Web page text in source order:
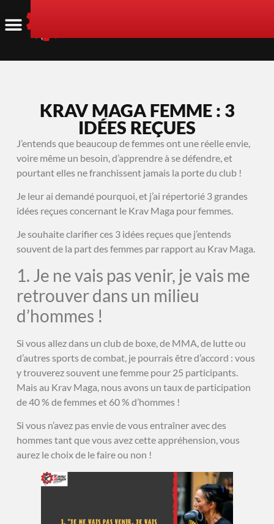
KRAV MAGA FEMME : 3
IDÉES REÇUES
J’entends que beaucoup de femmes ont une réelle envie,
voire même un besoin, d’apprendre à se défendre, et
pourtant elles ne franchissent jamais la porte du club !
Je leur ai demandé pourquoi, et j’ai répertorié 3 grandes
idées reçues concernant le Krav Maga pour femmes.
Je souhaite clarifier ces 3 idées reçues que j’entends
souvent de la part des femmes par rapport au Krav Maga.
1. Je ne vais pas venir, je vais me
retrouver dans un milieu
d’hommes !
Si vous allez dans un club de boxe, de MMA, de lutte ou
d’autres sports de combat, je pourrais être d’accord : vous
y trouverez souvent une femme pour 25 participants.
Mais au Krav Maga, nous avons un taux de participation
de 40 % de femmes et 60 % d’hommes !
Si vous n’avez pas envie de vous entraîner avec des
hommes tant que vous avez cette appréhension, vous
aurez le choix de le faire ou non !